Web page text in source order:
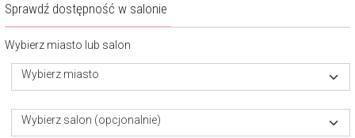
Sprawdź dostępność w salonie
Wybierz miasto lub salon
Wybierz miasto
Wybierz salon (opcjonalnie)